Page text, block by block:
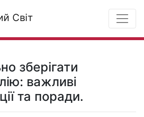
Світ
зберігати
важливі
та поради.